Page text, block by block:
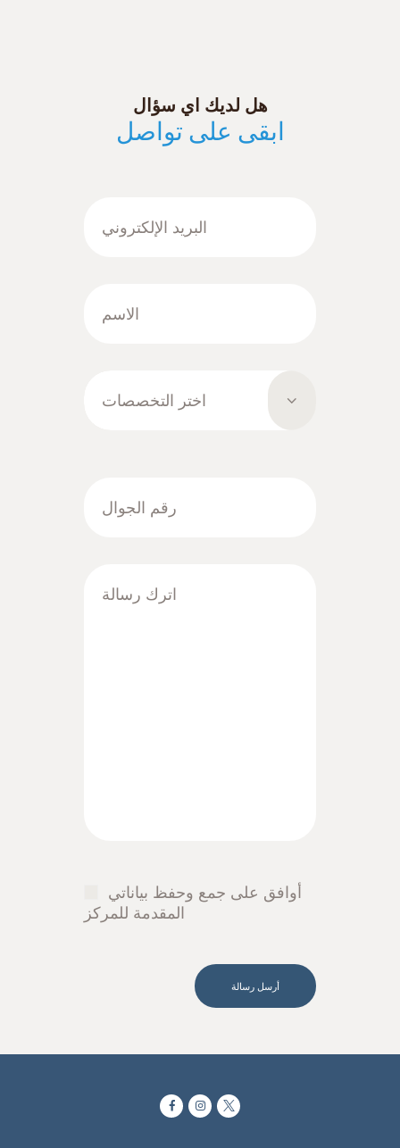
هل لديك اي سؤال
ابقى على تواصل
أوافق على جمع وحفظ بياناتي
المقدمة للمركز